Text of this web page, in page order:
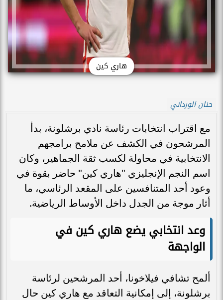
هاري كين
حنان الورداني
مع اقتراب انتخابات رئاسة نادي برشلونة، بدأ
المرشحون في الكشف عن ملامح برامجهم
الانتخابية في محاولة لكسب ثقة الجماهير، وكان
اسم النجم الإنجليزي "هاري كين" حاضر بقوة في
وعود أحد المتنافسين على المقعد الرئاسي، ما
أثار موجة من الجدل داخل الأوساط الرياضية.
وعد انتخابي يضع هاري كين في
الواجهة
ألمح تشافي فيلاخونا، أحد المرشحين لرئاسة
برشلونة، إلى إمكانية التعاقد مع هاري كين حال